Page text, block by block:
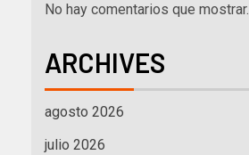
No hay comentarios que mostrar.
ARCHIVES
agosto 2026
julio 2026